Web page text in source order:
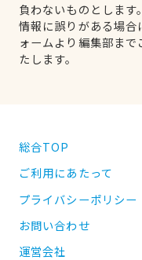
負わないものとします。
情報に誤りがある場
ォームより編集部ま
たします。
総合TOP
ご利用にあたって
プライバシーポリシー
お問い合わせ
運営会社